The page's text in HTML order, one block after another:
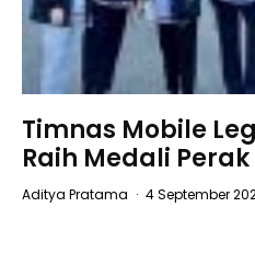
Timnas Mobile
Raih Medali Perak
Aditya Pratama · 4 September